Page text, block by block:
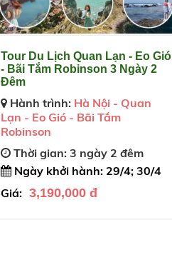
Tour Du Lịch Quan Lạn - Eo Gió
- Bãi Tắm Robinson 3 Ngày 2
Đêm
Hành trình: Hà Nội - Quan
Lạn - Eo Gió - Bãi Tắm
Robinson
Thời gian: 3 ngày 2 đêm
Ngày khởi hành: 29/4; 30/4
Giá: 3,190,000 đ